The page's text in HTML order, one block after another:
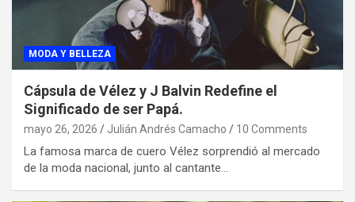
MODA Y BELLEZA
Cápsula de Vélez y J Balvin Redefine el
Significado de ser Papá.
mayo 26, 2026 Julián Andrés Camacho 10 Comments
La famosa marca de cuero Vélez sorprendió al mercado
de la moda nacional, junto al cantante…